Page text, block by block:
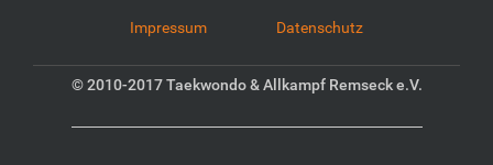
Impressum Datenschutz
© 2010-2017 Taekwondo & Allkampf Remseck e.V.